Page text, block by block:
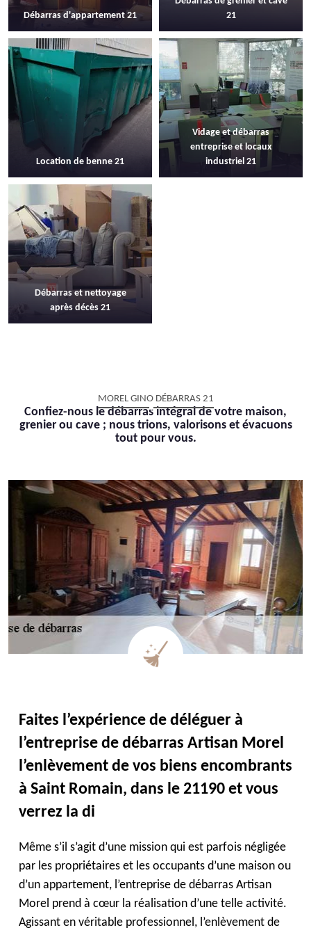
Débarras d'appartement 21
21
Location de benne 21
Vidage et débarras
entreprise et locaux
industriel 21
Débarras et nettoyage
après décès 21
MOREL GINO DÉBARRAS 21
Confiez-nous le débarras intégral de votre maison,
grenier ou cave ; nous trions, valorisons et évacuons
tout pour vous.
Faites l’expérience de déléguer à
l’entreprise de débarras Artisan Morel
l’enlèvement de vos biens encombrants
à Saint Romain, dans le 21190 et vous
verrez la di
Même s’il s’agit d’une mission qui est parfois négligée
par les propriétaires et les occupants d’une maison ou
d’un appartement, l’entreprise de débarras Artisan
Morel prend à cœur la réalisation d’une telle activité.
Agissant en véritable professionnel, l’enlèvement de